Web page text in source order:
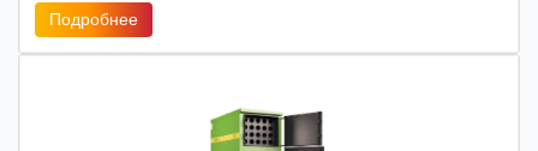
Подробнее